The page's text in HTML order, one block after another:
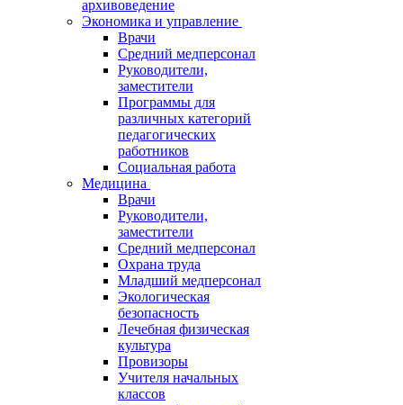
архивоведение
Экономика и управление
Врачи
Средний медперсонал
Руководители,
заместители
Программы для
различных категорий
педагогических
работников
Социальная работа
Медицина
Врачи
Руководители,
заместители
Средний медперсонал
Охрана труда
Младший медперсонал
Экологическая
безопасность
Лечебная физическая
культура
Провизоры
Учителя начальных
классов